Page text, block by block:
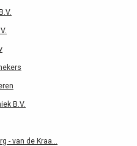
B.V.
- van de Kraa...